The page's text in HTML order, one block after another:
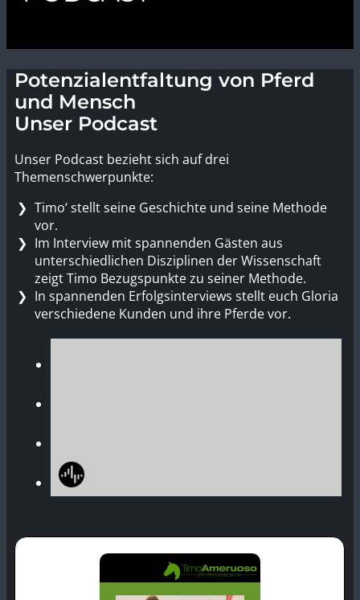
Potenzialentfaltung von Pferd
und Mensch
Unser Podcast
Unser Podcast bezieht sich auf drei
Themenschwerpunkte:
Timo‘ stellt seine Geschichte und seine Methode
vor.
Im Interview mit spannenden Gästen aus
unterschiedlichen Disziplinen der Wissenschaft
zeigt Timo Bezugspunkte zu seiner Methode.
In spannenden Erfolgsinterviews stellt euch Gloria
verschiedene Kunden und ihre Pferde vor.